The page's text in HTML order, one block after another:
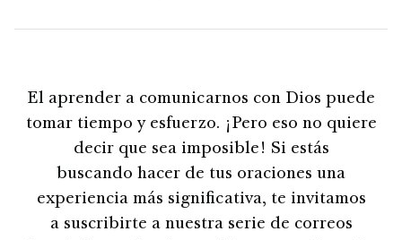
El aprender a comunicarnos con Dios puede
tomar tiempo y esfuerzo. ¡Pero eso no quiere
decir que sea imposible! Si estás
buscando hacer de tus oraciones una
experiencia más significativa, te invitamos
a suscribirte a nuestra serie de correos